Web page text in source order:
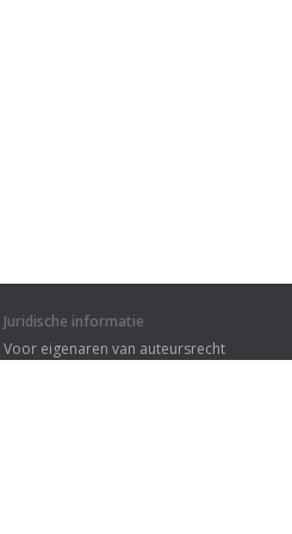
Juridische informatie
Voor eigenaren van auteursrecht